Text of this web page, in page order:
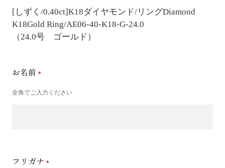
[しずく/0.40ct]K18ダイヤモンド/リングDiamond
K18Gold Ring/AE06-40-K18-G-24.0
（24.0号 ゴールド）
お名前
全角でご入力ください
フリガナ